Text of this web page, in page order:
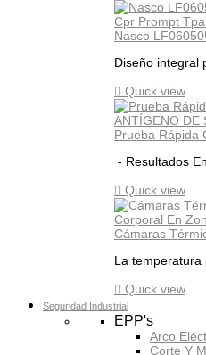
Nasco
Diseño integral
 Quick view
Prueba Rápida
- Resultados
 Quick view
Cámaras
La temperatura
 Quick view
Seguridad Industrial
EPP's
Arco
Corte Y